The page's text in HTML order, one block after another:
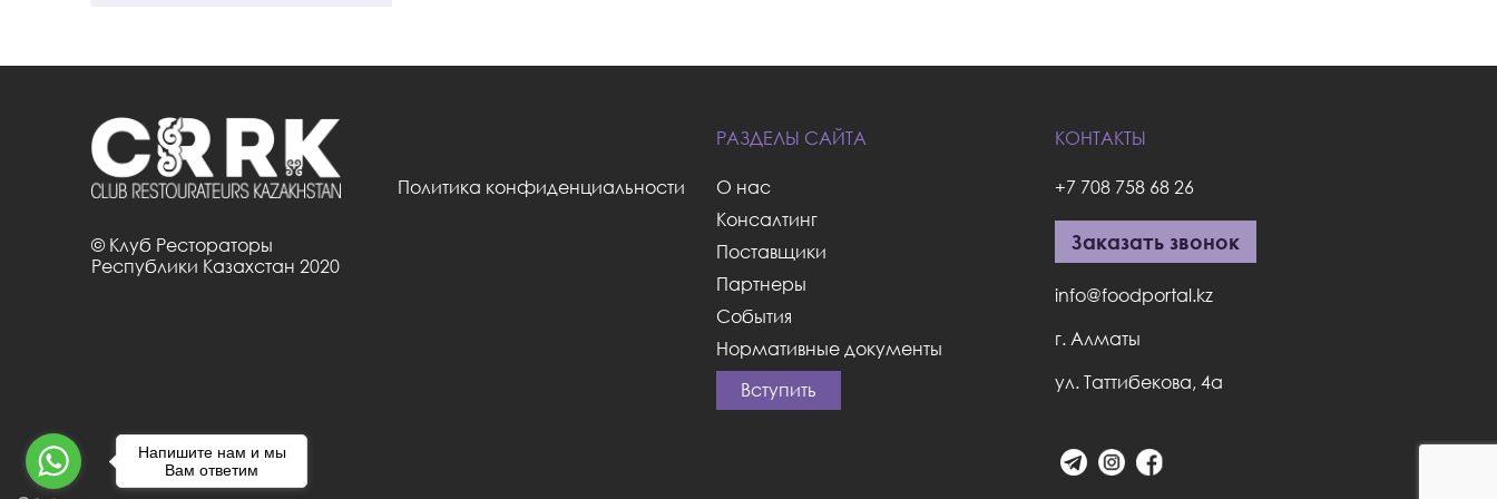
© Клуб Рестораторы
Республики Казахстан 2020
Политика конфиденциальности
РАЗДЕЛЫ САЙТА
О нас
Консалтинг
Поставщики
Партнеры
События
Нормативные документы
Вступить
КОНТАКТЫ
+7 708 758 68 26
Заказать звонок
info@foodportal.kz
г. Алматы
ул. Таттибекова, 4а
Напишите нам и мы
Вам ответим